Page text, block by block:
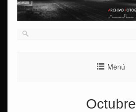
Menú
Octubre